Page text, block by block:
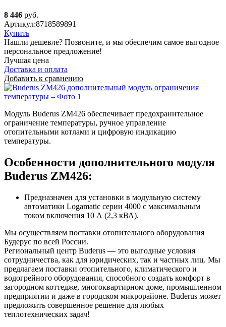
8 446 руб.
Артикул:8718589891
Купить
Нашли дешевле? Позвоните, и мы обеспечим самое выгодное
персональное предложение!
Лучшая цена
Доставка и оплата
Добавить к сравнению
Модуль Buderus ZM426 обеспечивает предохранительное
ограничение температуры, ручное управление
отопительными котлами и цифровую индикацию
температуры.
Особенности дополнительного модуля
Buderus ZM426:
Предназначен для установки в модульную систему
автоматики Logamatic серии 4000 с максимальным
током включения 10 А (2,3 кВА).
Мы осуществляем поставки отопительного оборудования
Будерус по всей России.
Региональный центр Buderus — это выгодные условия
сотрудничества, как для юридических, так и частных лиц. Мы
предлагаем поставки отопительного, климатического и
водогрейного оборудования, способного создать комфорт в
загородном коттедже, многоквартирном доме, промышленном
предприятии и даже в городском микрорайоне. Buderus может
предложить совершенное решение для любых
теплотехнических задач!